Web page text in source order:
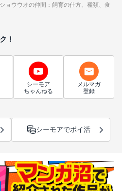
ョウウオの仲間：飼育の仕方、種類、食
！
シーモア
ちゃんねる
メルマガ
登録
シーモアでポイ活